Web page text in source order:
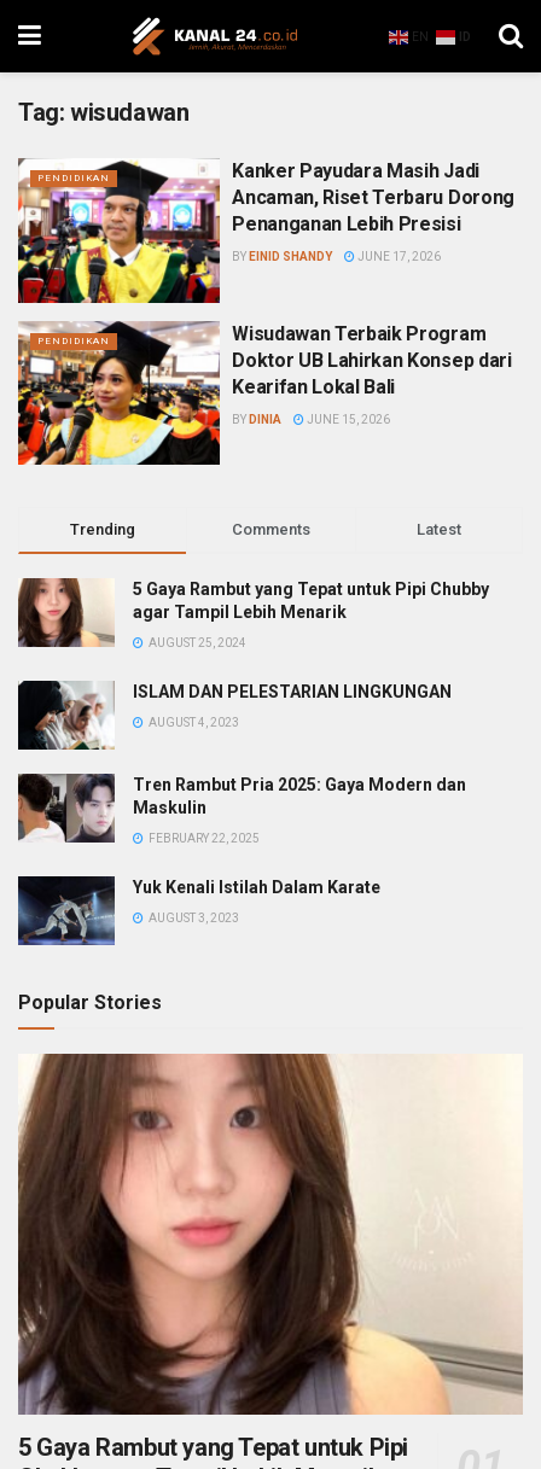
EN ID
Tag: wisudawan
PENDIDIKAN
Kanker Payudara Masih Jadi
Ancaman, Riset Terbaru Dorong
Penanganan Lebih Presisi
BY EINID SHANDY JUNE 17, 2026
PENDIDIKAN
Wisudawan Terbaik Program
Doktor UB Lahirkan Konsep dari
Kearifan Lokal Bali
BY DINIA JUNE 15, 2026
Trending Comments Latest
5 Gaya Rambut yang Tepat untuk Pipi Chubby
agar Tampil Lebih Menarik
AUGUST 25, 2024
ISLAM DAN PELESTARIAN LINGKUNGAN
AUGUST 4, 2023
Tren Rambut Pria 2025: Gaya Modern dan
Maskulin
FEBRUARY 22, 2025
Yuk Kenali Istilah Dalam Karate
AUGUST 3, 2023
Popular Stories
5 Gaya Rambut yang Tepat untuk Pipi